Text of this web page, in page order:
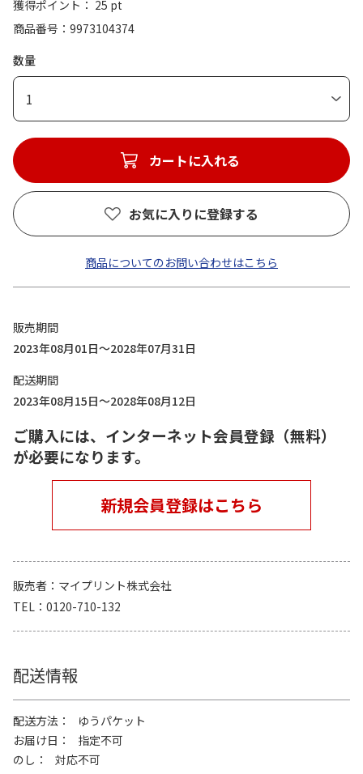
獲得ポイント： 25 pt
商品番号
9973104374
数量
1
カートに入れる
お気に入りに登録する
商品についてのお問い合わせはこちら
販売期間
2023年08月01日～2028年07月31日
配送期間
2023年08月15日～2028年08月12日
ご購入には、インターネット会員登録（無料）
が必要になります。
新規会員登録はこちら
販売者
マイプリント株式会社
TEL
0120-710-132
配送情報
配送方法
ゆうパケット
お届け日
指定不可
のし
対応不可